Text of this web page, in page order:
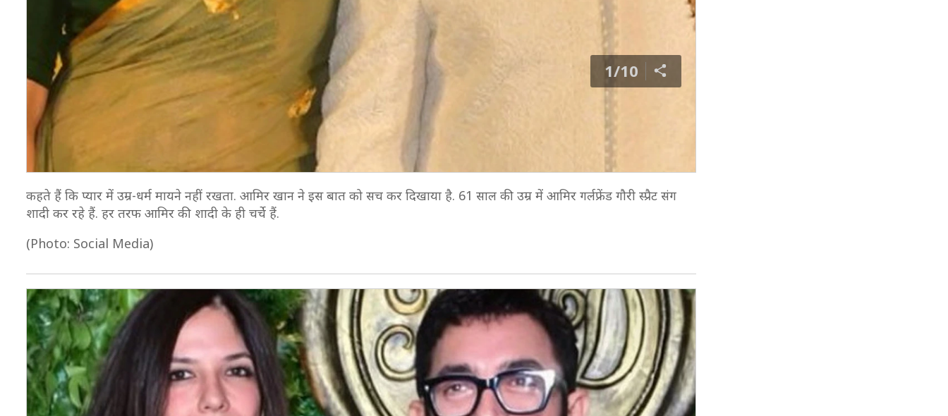
1/10
कहते हैं कि प्यार में उम्र-धर्म मायने नहीं रखता. आमिर खान ने इस बात को सच कर दिखाया है. 61 साल की उम्र में आमिर गर्लफ्रेंड गौरी स्प्रैट संग
शादी कर रहे हैं. हर तरफ आमिर की शादी के ही चर्चे हैं.
(Photo: Social Media)